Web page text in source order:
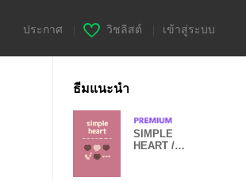
ประกาศ วิชลิสต์ เข้าสู่ระบบ
ธีมแนะนำ
SIMPLE
HEART /